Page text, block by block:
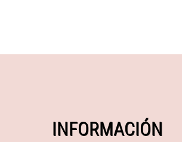
INFORMACIÓN